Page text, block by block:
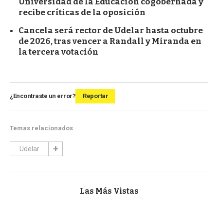
recibe críticas de la oposición
Cancela será rector de Udelar hasta octubre
de 2026, tras vencer a Randall y Miranda en
la tercera votación
¿Encontraste un error? Reportar
Temas relacionados
Udelar
Las Más Vistas